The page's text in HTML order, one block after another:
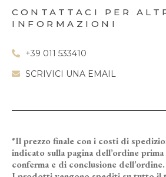
CONTATTACI PER
INFORMAZIONI
+39 011 533410
SCRIVICI UNA EMAIL
*Il prezzo finale con i costi di
indicato sulla pagina dell’ordine
conferma e di conclusione dell’ordine.